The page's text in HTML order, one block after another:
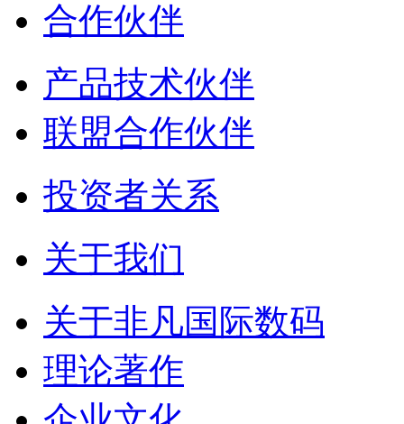
合作伙伴
产品技术伙伴
联盟合作伙伴
投资者关系
关于我们
关于非凡国际数码
理论著作